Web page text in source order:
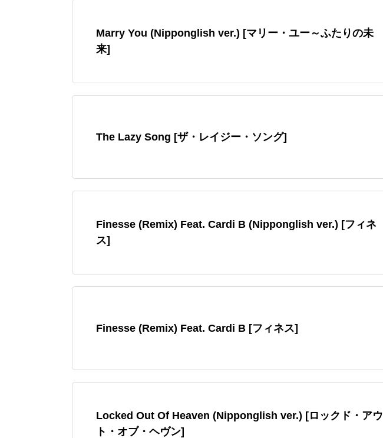
Marry You (Nipponglish ver.) [マリー・ユー～ふたりの未
来]
The Lazy Song [ザ・レイジー・ソング]
Finesse (Remix) Feat. Cardi B (Nipponglish ver.) [フィネ
ス]
Finesse (Remix) Feat. Cardi B [フィネス]
Locked Out Of Heaven (Nipponglish ver.) [ロックド・アウ
ト・オブ・ヘヴン]